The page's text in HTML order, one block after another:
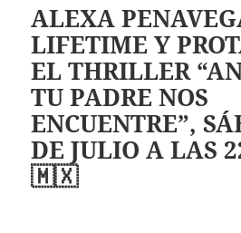
ALEXA
LIFETIME Y
EL THRILLER
TU PADRE NOS
ENCUENTRE”,
DE JULIO A LAS
🇲🇽